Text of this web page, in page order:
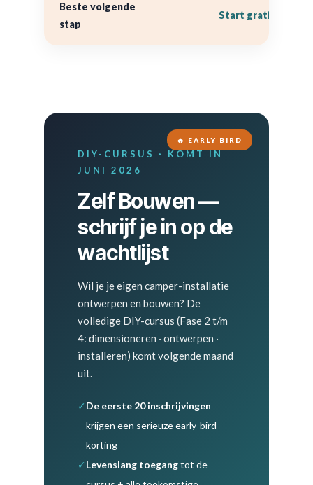
Beste volgende
stap
Start gratis
🔥 EARLY BIRD
DIY-CURSUS · KOMT IN
JUNI 2026
Zelf Bouwen —
schrijf je in op de
wachtlijst
Wil je je eigen camper-installatie
ontwerpen en bouwen? De
volledige DIY-cursus (Fase 2 t/m
4: dimensioneren · ontwerpen ·
installeren) komt volgende maand
uit.
✓ De eerste 20 inschrijvingen
krijgen een serieuze early-bird
korting
✓ Levenslang toegangtot de